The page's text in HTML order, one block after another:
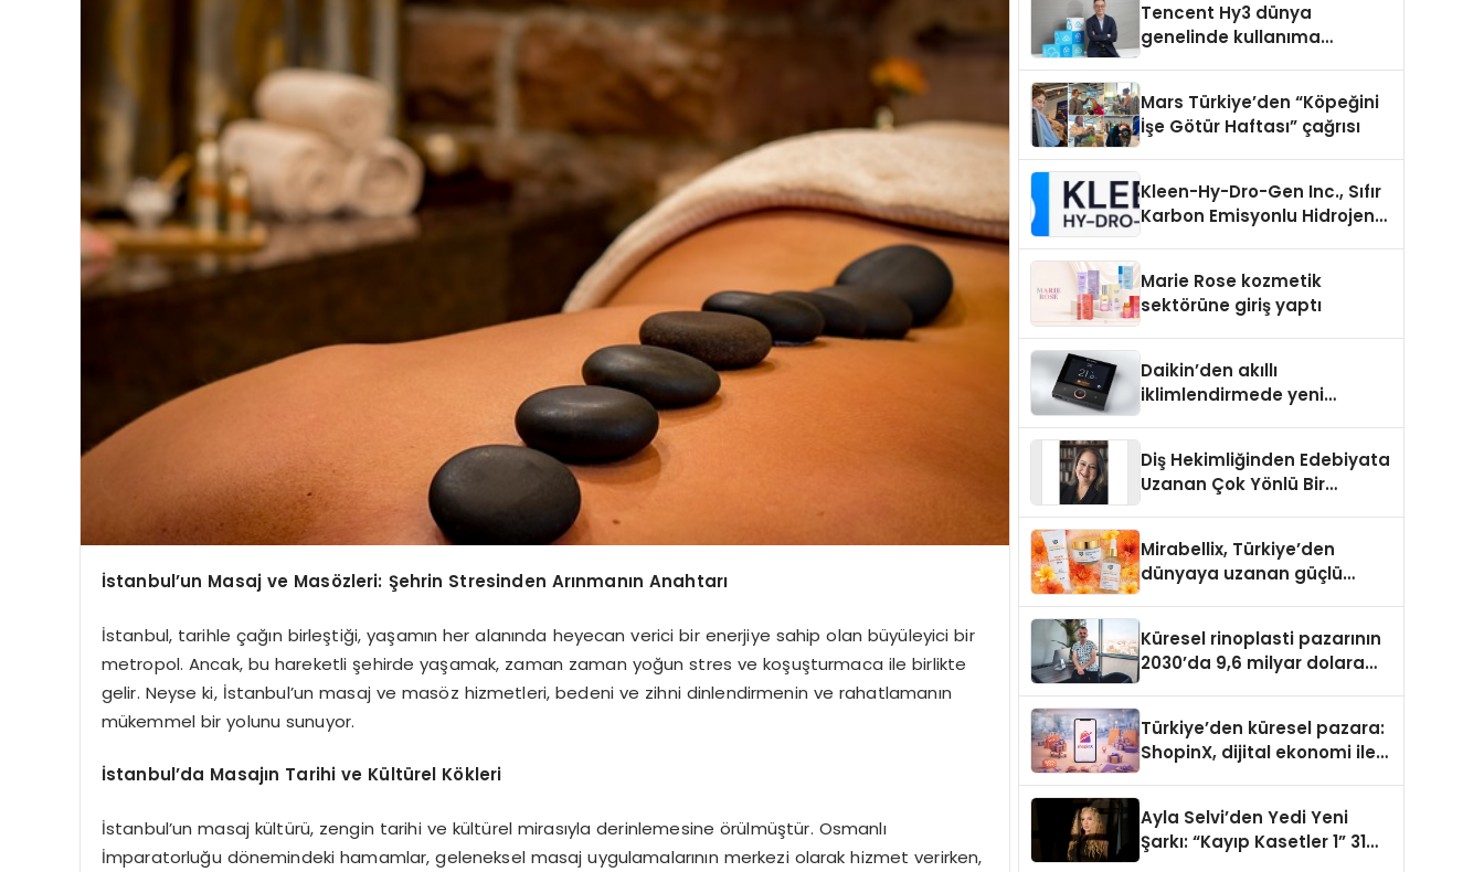
İstanbul’un Masaj ve Masözleri: Şehrin Stresinden Arınmanın Anahtarı
İstanbul, tarihle çağın birleştiği, yaşamın her alanında heyecan verici bir enerjiye sahip olan büyüleyici bir
metropol. Ancak, bu hareketli şehirde yaşamak, zaman zaman yoğun stres ve koşuşturmaca ile birlikte
gelir. Neyse ki, İstanbul’un masaj ve masöz hizmetleri, bedeni ve zihni dinlendirmenin ve rahatlamanın
mükemmel bir yolunu sunuyor.
İstanbul’da Masajın Tarihi ve Kültürel Kökleri
İstanbul’un masaj kültürü, zengin tarihi ve kültürel mirasıyla derinlemesine örülmüştür. Osmanlı
İmparatorluğu dönemindeki hamamlar, geleneksel masaj uygulamalarının merkezi olarak hizmet verirken,
Tencent Hy3 dünya
genelinde kullanıma
Mars Türkiye’den “Köpeğini
İşe Götür Haftası” çağrısı
Kleen-Hy-Dro-Gen Inc., Sıfır
Karbon Emisyonlu Hidrojen
Aldı
Marie Rose kozmetik
sektörüne giriş yaptı
Daikin’den akıllı
iklimlendirmede yeni
Diş Hekimliğinden Edebiyata
Uzanan Çok Yönlü Bir
Mirabellix, Türkiye’den
dünyaya uzanan güçlü
Küresel rinoplasti pazarının
2030’da 9,6 milyar dolara
Türkiye’den küresel pazara:
ShopinX, dijital ekonomi ile
Ayla Selvi’den Yedi Yeni
Şarkı: “Kayıp Kasetler 1” 31